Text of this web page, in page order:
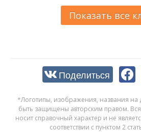
Показать все
Поделиться
*Логотипы, изображения, названия на
быть защищены авторским правом.
носит справочный характер и не
соответствии с пунктом 2